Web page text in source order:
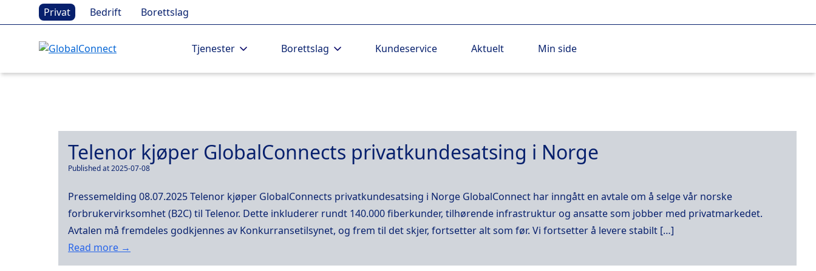
Privat Bedrift Borettslag
Tjenester Borettslag Kundeservice Aktuelt Min side
Telenor kjøper GlobalConnects privatkundesatsing i Norge
Published at 2025-07-08
Pressemelding 08.07.2025 Telenor kjøper GlobalConnects privatkundesatsing i Norge GlobalConnect har inngått en avtale om å selge vår norske
forbrukervirksomhet (B2C) til Telenor. Dette inkluderer rundt 140.000 fiberkunder, tilhørende infrastruktur og ansatte som jobber med privatmarkedet.
Avtalen må fremdeles godkjennes av Konkurransetilsynet, og frem til det skjer, fortsetter alt som før. Vi fortsetter å levere stabilt […]
Read more →